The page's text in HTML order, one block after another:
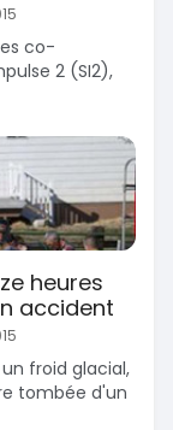
co-
2 (SI2),
heures
accident
froid glacial,
tombée d'un